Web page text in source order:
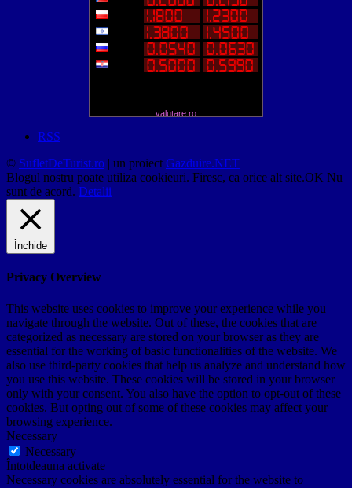
valutare.ro
RSS
© SufletDeTurist.ro | un proiect Gazduire.NET
Blogul nostru poate utiliza cookieuri. Firesc, ca orice alt site.OK Nu
sunt de acord. Detalii
Închide
Privacy Overview
This website uses cookies to improve your experience while you
navigate through the website. Out of these, the cookies that are
categorized as necessary are stored on your browser as they are
essential for the working of basic functionalities of the website. We
also use third-party cookies that help us analyze and understand how
you use this website. These cookies will be stored in your browser
only with your consent. You also have the option to opt-out of these
cookies. But opting out of some of these cookies may affect your
browsing experience.
Necessary
Necessary
Întotdeauna activate
Necessary cookies are absolutely essential for the website to